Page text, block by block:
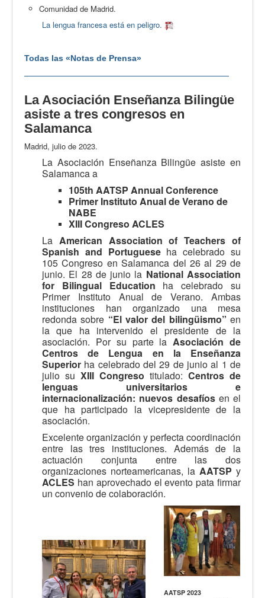
Comunidad de Madrid.
La lengua francesa está en peligro.
Todas las «Notas de Prensa»
La Asociación Enseñanza Bilingüe
asiste a tres congresos en
Salamanca
Madrid, julio de 2023.
La Asociación Enseñanza Bilingüe asiste en
Salamanca a
105th AATSP Annual Conference
Primer Instituto Anual de Verano de
NABE
XIII Congreso ACLES
La American Association of Teachers of
Spanish and Portugueseha celebrado su
105 Congreso en Salamanca del 26 al 29 de
junio. El 28 de junio la National Association
for Bilingual Education ha celebrado su
Primer Instituto Anual de Verano. Ambas
instituciones han organizado una mesa
redonda sobre “El valor del bilingüismo” en
la que ha intervenido el presidente de la
asociación. Por su parte laAsociación de
Centros de Lengua en la Enseñanza
Superior ha celebrado del 29 de junio al 1 de
julio su XIII Congreso titulado: Centros de
lenguas universitarios e
internacionalización: nuevos desafíosen el
que ha participado la vicepresidente de la
asociación.
Excelente organización y perfecta coordinación
entre las tres instituciones. Además de la
actuación conjunta entre las dos
organizaciones norteamericanas, la AATSP y
ACLES han aprovechado el evento pata firmar
un convenio de colaboración.
AATSP 2023